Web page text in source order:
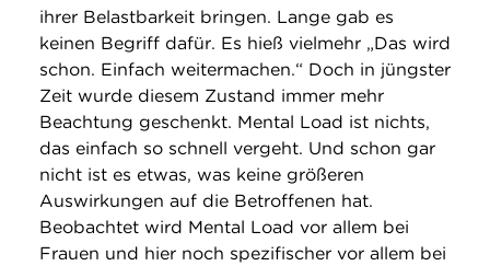
ihrer Belastbarkeit bringen. Lange gab es
keinen Begriff dafür. Es hieß vielmehr „Das wird
schon. Einfach weitermachen.“ Doch in jüngster
Zeit wurde diesem Zustand immer mehr
Beachtung geschenkt. Mental Load ist nichts,
das einfach so schnell vergeht. Und schon gar
nicht ist es etwas, was keine größeren
Auswirkungen auf die Betroffenen hat.
Beobachtet wird Mental Load vor allem bei
Frauen und hier noch spezifischer vor allem bei